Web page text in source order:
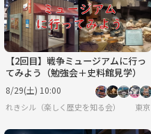
【2回目】戦争ミュージアムに行っ
てみよう（勉強会＋史料館見学）
8/29(土) 10:00
れきシル（楽しく歴史を知る会） 東京